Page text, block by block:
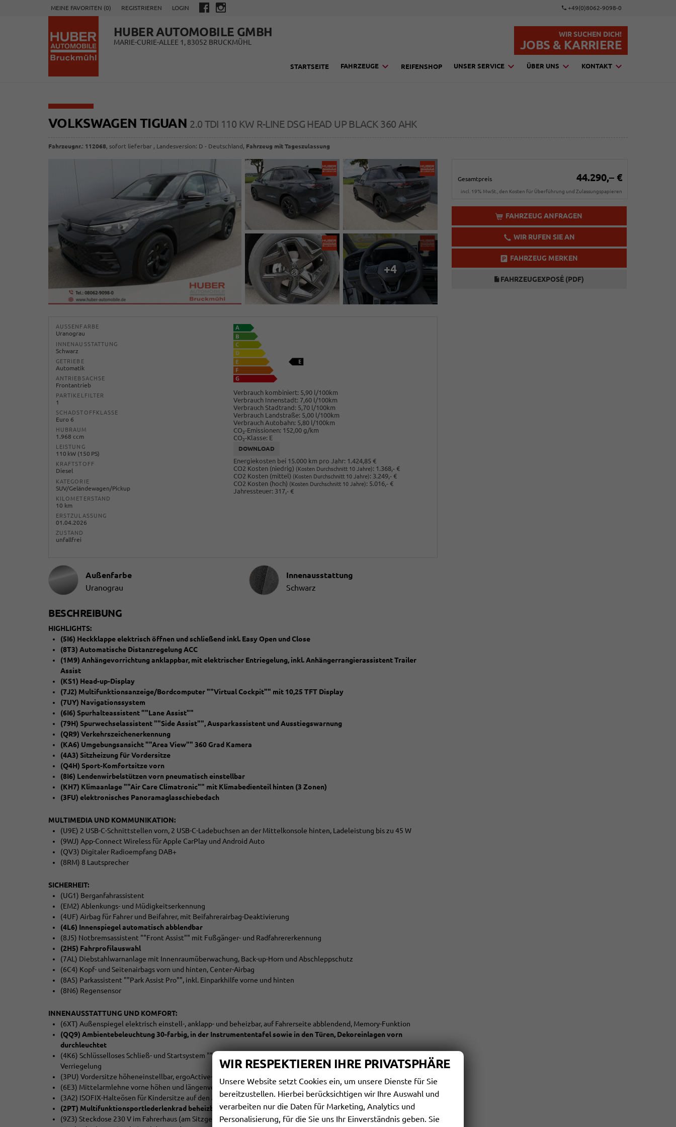
MEINE FAVORITEN (0) REGISTRIEREN LOGIN +49(0)8062-9098-0
HUBER AUTOMOBILE GMBH
MARIE-CURIE-ALLEE 1, 83052 BRUCKMÜHL
WIR SUCHEN DICH!
JOBS & KARRIERE
STARTSEITE FAHRZEUGE REIFENSHOP UNSER SERVICE ÜBER UNS KONTAKT
VOLKSWAGEN TIGUAN 2.0 TDI 110 KW R-LINE DSG HEAD UP BLACK 360 AHK
Fahrzeugnr.: 112068, sofort lieferbar , Landesversion: D - Deutschland, Fahrzeug mit Tageszulassung
Gesamtpreis 44.290,– €
incl. 19% MwSt., den Kosten für Überführung und Zulassungspapieren
FAHRZEUG ANFRAGEN
WIR RUFEN SIE AN
FAHRZEUG MERKEN
FAHRZEUGEXPOSÉ (PDF)
+4
AUSSENFARBE
Uranograu
INNENAUSSTATTUNG
Schwarz
GETRIEBE
Automatik
ANTRIEBSACHSE
Frontantrieb
PARTIKELFILTER
1
SCHADSTOFFKLASSE
Euro 6
HUBRAUM
1.968 ccm
LEISTUNG
110 kW (150 PS)
KRAFTSTOFF
Diesel
KATEGORIE
SUV/Geländewagen/Pickup
KILOMETERSTAND
10 km
ERSTZULASSUNG
01.04.2026
ZUSTAND
unfallfrei
Verbrauch kombiniert: 5,90 l/100km
Verbrauch Innenstadt: 7,60 l/100km
Verbrauch Stadtrand: 5,70 l/100km
Verbrauch Landstraße: 5,00 l/100km
Verbrauch Autobahn: 5,80 l/100km
CO2-Emissionen: 152,00 g/km
CO2-Klasse: E
DOWNLOAD
Energiekosten bei 15.000 km pro Jahr: 1.424,85 €
CO2 Kosten (niedrig) (Kosten Durchschnitt 10 Jahre): 1.368,- €
CO2 Kosten (mittel) (Kosten Durchschnitt 10 Jahre): 3.249,- €
CO2 Kosten (hoch) (Kosten Durchschnitt 10 Jahre): 5.016,- €
Jahressteuer: 317,- €
Außenfarbe
Uranograu
Innenausstattung
Innenausstattung
Schwarz
BESCHREIBUNG
HIGHLIGHTS:
(5I6) Heckklappe elektrisch öffnen und schließend inkl. Easy Open und Close
(8T3) Automatische Distanzregelung ACC
(1M9) Anhängevorrichtung anklappbar, mit elektrischer Entriegelung, inkl. Anhängerrangierassistent Trailer
Assist
(KS1) Head-up-Display
(7J2) Multifunktionsanzeige/Bordcomputer ""Virtual Cockpit"" mit 10,25 TFT Display
(7UY) Navigationssystem
(6I6) Spurhalteassistent ""Lane Assist""
(79H) Spurwechselassistent ""Side Assist"", Ausparkassistent und Ausstiegswarnung
(QR9) Verkehrszeichenerkennung
(KA6) Umgebungsansicht ""Area View"" 360 Grad Kamera
(4A3) Sitzheizung für Vordersitze
(Q4H) Sport-Komfortsitze vorn
(8I6) Lendenwirbelstützen vorn pneumatisch einstellbar
(KH7) Klimaanlage ""Air Care Climatronic"" mit Klimabedienteil hinten (3 Zonen)
(3FU) elektronisches Panoramaglasschiebedach
MULTIMEDIA UND KOMMUNIKATION:
(U9E) 2 USB-C-Schnittstellen vorn, 2 USB-C-Ladebuchsen an der Mittelkonsole hinten, Ladeleistung bis zu 45 W
(9WJ) App-Connect Wireless für Apple CarPlay und Android Auto
(QV3) Digitaler Radioempfang DAB+
(8RM) 8 Lautsprecher
SICHERHEIT:
(UG1) Berganfahrassistent
(EM2) Ablenkungs- und Müdigkeitserkennung
(4UF) Airbag für Fahrer und Beifahrer, mit Beifahrerairbag-Deaktivierung
(4L6) Innenspiegel automatisch abblendbar
(8J5) Notbremsassistent ""Front Assist"" mit Fußgänger- und Radfahrererkennung
(2H5) Fahrprofilauswahl
(7AL) Diebstahlwarnanlage mit Innenraumüberwachung, Back-up-Horn und Abschleppschutz
(6C4) Kopf- und Seitenairbags vorn und hinten, Center-Airbag
(8A5) Parkassistent ""Park Assist Pro"", inkl. Einparkhilfe vorne und hinten
(8N6) Regensensor
INNENAUSSTATTUNG UND KOMFORT:
(6XT) Außenspiegel elektrisch einstell-, anklapp- und beheizbar, auf Fahrerseite abblendend, Memory-Funktion
(QQ9) Ambientebeleuchtung 30-farbig, in der Instrumententafel sowie in den Türen, Dekoreinlagen vorn
durchleuchtet
(4K6) Schlüsselloses Schließ- und Startsystem ""Keyless Access"", mit berührungsloser Ver- und Entriegelung, SAFE-
Verriegelung
(3PU) Vordersitze höheneinstellbar, ergoActive-Sitz auf der Fahrerseite
(6E3) Mittelarmlehne vorne höhen und längenverstellbar
(3A2) ISOFIX-Halteösen für Kindersitze auf den äußeren Rücksitzen sowie auf dem Beifahrersitz, i-Size-kompatibel
(2PT) Multifunktionsportlederlenkrad beheizbar inkl Schaltwippen
(9Z3) Steckdose 230 V im Fahrerhaus (am Sitzgestell vorne links neben dem Handbremshebel) inkl. 300W
WIR RESPEKTIEREN IHRE PRIVATSPHÄRE
Unsere Website setzt Cookies ein, um unsere Dienste für Sie
bereitzustellen. Hierbei berücksichtigen wir Ihre Auswahl und
verarbeiten nur die Daten für Marketing, Analytics und
Personalisierung, für die Sie uns Ihr Einverständnis geben. Sie